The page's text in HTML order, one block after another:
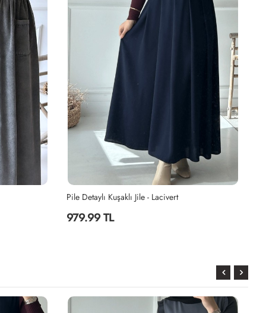
Pile Detaylı Kuşaklı Jile - Gri
979.99 TL